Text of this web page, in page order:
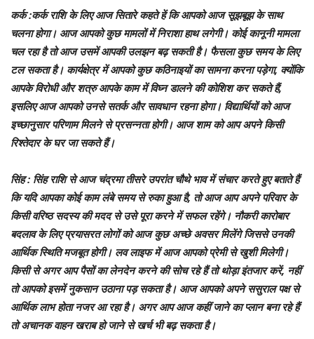
कर्क:कर्क राशि के लिए आज सितारे कहते हें कि आपको आज सूझबूझ के साथ
चलना होगा। आज आपको कुछ मामलों में निराशा हाथ लगेगी। कोई कानूनी मामला
चल रहा है तो आज उसमें आपकी उलझन बढ़ सकती है। फैसला कुछ समय के लिए
टल सकता है। कार्यक्षेत्र में आपको कुछ कठिनाइयों का सामना करना पड़ेगा, क्योंकि
आपके विरोधी और शत्रु आपके काम में विघ्न डालने की कोशिश कर सकते हैं,
इसलिए आज आपको उनसे सतर्क और सावधान रहना होगा। विद्यार्थियों को आज
इच्छानुसार परिणाम मिलने से प्रसन्नता होगी। आज शाम को आप अपने किसी
रिश्तेदार के घर जा सकते हैं।
सिंह: सिंह राशि से आज चंद्रमा तीसरे उपरांत चौथे भाव में संचार करते हुए बताते हैं
कि यदि आपका कोई काम लंबे समय से रुका हुआ है, तो आज आप अपने परिवार के
किसी वरिष्ठ सदस्य की मदद से उसे पूरा करने में सफल रहेंगे। नौकरी कारोबार
बदलाव के लिए प्रयासरत लोगों को आज कुछ अच्छे अवसर मिलेंगे जिससे उनकी
आर्थिक स्थिति मजबूत होगी। लव लाइफ में आज आपको प्रेमी से खुशी मिलेगी।
किसी से अगर आप पैसों का लेनदेन करने की सोच रहे हैं तो थोड़ा इंतजार करें, नहीं
तो आपको इसमें नुकसान उठाना पड़ सकता है। आज आपको अपने ससुराल पक्ष से
आर्थिक लाभ होता नजर आ रहा है। अगर आप आज कहीं जाने का प्लान बना रहे हैं
तो अचानक वाहन खराब हो जाने से खर्च भी बढ़ सकता है।